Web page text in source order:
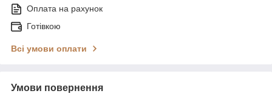
Оплата на рахунок
Готівкою
Всі умови оплати
Умови повернення